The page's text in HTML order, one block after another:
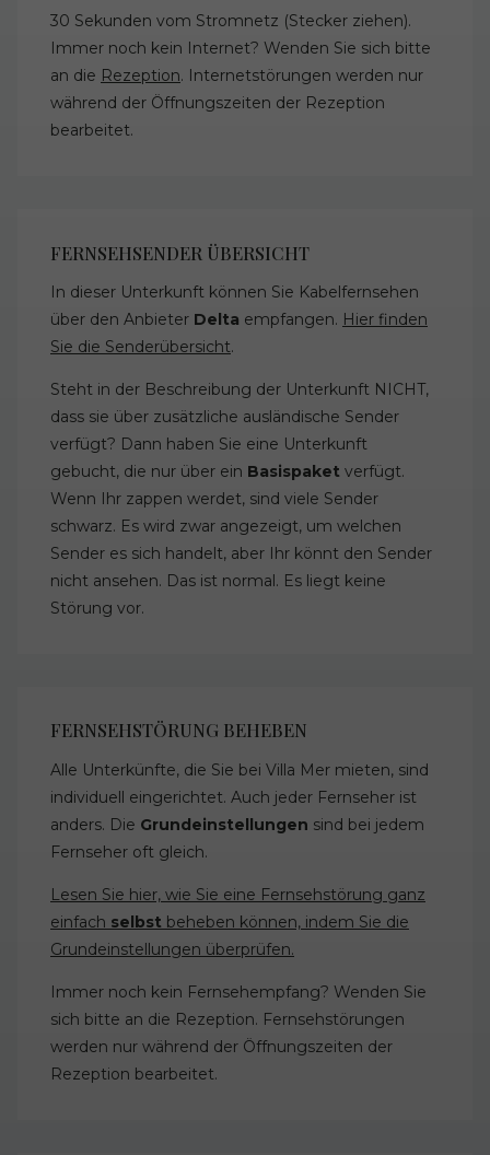
30 Sekunden vom Stromnetz (Stecker ziehen).
Immer noch kein Internet? Wenden Sie sich bitte
an die Rezeption. Internetstörungen werden nur
während der Öffnungszeiten der Rezeption
bearbeitet.
FERNSEHSENDER ÜBERSICHT
In dieser Unterkunft können Sie Kabelfernsehen
über den Anbieter Delta empfangen. Hier finden
Sie die Senderübersicht.
Steht in der Beschreibung der Unterkunft NICHT,
dass sie über zusätzliche ausländische Sender
verfügt? Dann haben Sie eine Unterkunft
gebucht, die nur über ein Basispaket verfügt.
Wenn Ihr zappen werdet, sind viele Sender
schwarz. Es wird zwar angezeigt, um welchen
Sender es sich handelt, aber Ihr könnt den Sender
nicht ansehen. Das ist normal. Es liegt keine
Störung vor.
FERNSEHSTÖRUNG BEHEBEN
Alle Unterkünfte, die Sie bei Villa Mer mieten, sind
individuell eingerichtet. Auch jeder Fernseher ist
anders. Die Grundeinstellungen sind bei jedem
Fernseher oft gleich.
Lesen Sie hier, wie Sie eine Fernsehstörung ganz
einfach selbst beheben können, indem Sie die
Grundeinstellungen überprüfen.
Immer noch kein Fernsehempfang? Wenden Sie
sich bitte an die Rezeption. Fernsehstörungen
werden nur während der Öffnungszeiten der
Rezeption bearbeitet.